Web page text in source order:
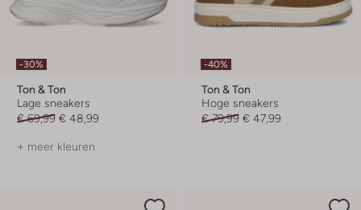
-30%
Ton & Ton
Lage sneakers
€ 69,99 € 48,99
+ meer kleuren
-40%
Ton & Ton
Hoge sneakers
€ 79,99 € 47,99